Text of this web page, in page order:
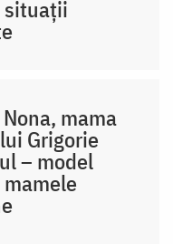
situații
mama
Grigorie
– model